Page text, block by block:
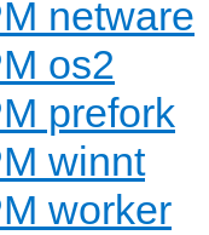
netware
os2
prefork
winnt
worker